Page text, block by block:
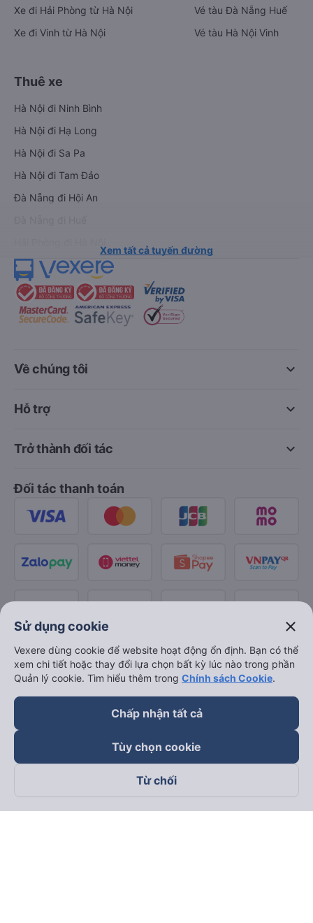
Xe đi Hải Phòng từ Hà Nội
Xe đi Vinh từ Hà Nội
Vé tàu Đà Nẵng Huế
Vé tàu Hà Nội Vinh
Thuê xe
Hà Nội đi Ninh Bình
Hà Nội đi Hạ Long
Hà Nội đi Sa Pa
Hà Nội đi Tam Đảo
Đà Nẵng đi Hội An
Xem tất cả tuyến đường
keyboard_arrow_down
Về chúng tôi
keyboard_arrow_down
Hỗ trợ
keyboard_arrow_down
Trở thành đối tác
Đối tác thanh toán
Theo dõi chúng tôi trên
Sử dụng cookie close
Vexere dùng cookie để website hoạt động ổn định. Bạn có thể
xem chi tiết hoặc thay đổi lựa chọn bất kỳ lúc nào trong phần
Quản lý cookie. Tìm hiểu thêm trong Chính sách Cookie.
Chấp nhận tất cả
Tùy chọn cookie
Từ chối